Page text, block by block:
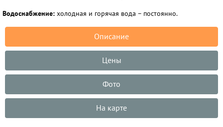
Водоснабжение: холодная и горячая вода – постоянно.
Описание
Цены
Фото
На карте